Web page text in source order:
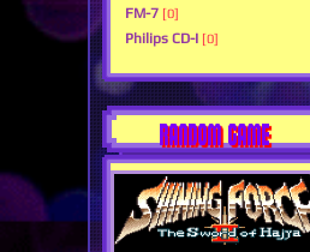
FM-7 [0]
Philips CD-I [0]
RANDOM GAME